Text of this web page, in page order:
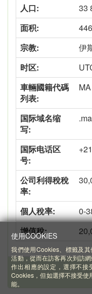
人口:
33
面积:
宗教:
伊
时区:
車輛國籍代碼
列表:
MA
国际域名缩
写:
.ma
国际电话区
号:
公司利得稅稅
率:
個人稅率:
0-
增值稅:
使用COOKIES
我們使用Cookies、標籤及
活動，從而在訪客再次到訪
作出相應的設定，選擇不接
Cookies，但如選擇不接受
能。